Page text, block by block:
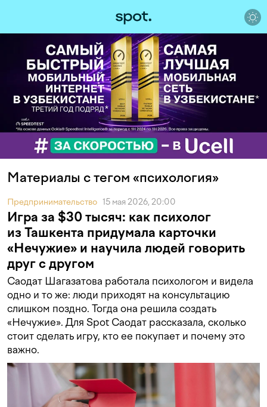
Материалы с тегом «психология»
Предпринимательство 15 мая 2026, 20:00
Игра за $30 тысяч: как психолог
из Ташкента придумала карточки
«Нечужие» и научила людей говорить
друг с другом
Саодат Шагазатова работала психологом и видела
одно и то же: люди приходят на консультацию
слишком поздно. Тогда она решила создать
«Нечужие». Для Spot Саодат рассказала, сколько
стоит сделать игру, кто ее покупает и почему это
важно.